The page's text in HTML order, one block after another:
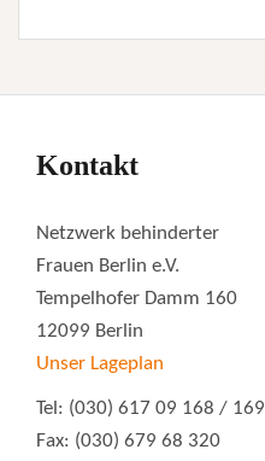
Kontakt
Netzwerk behinderter
Frauen Berlin e.V.
Tempelhofer Damm 160
12099 Berlin
Unser Lageplan
Tel: (030) 617 09 168 / 169
Fax: (030) 679 68 320